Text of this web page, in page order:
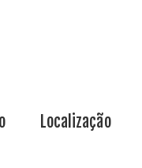
Localização